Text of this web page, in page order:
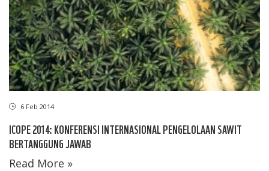
6 Feb 2014
ICOPE 2014: KONFERENSI INTERNASIONAL PENGELOLAAN SAWIT
BERTANGGUNG JAWAB
Read More »